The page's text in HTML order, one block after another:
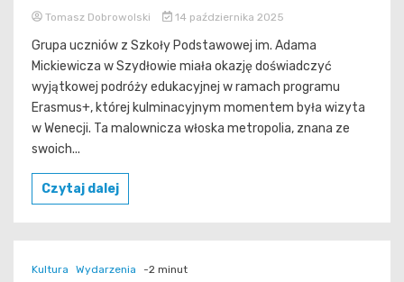
Tomasz Dobrowolski 14 października 2025
Grupa uczniów z Szkoły Podstawowej im. Adama
Mickiewicza w Szydłowie miała okazję doświadczyć
wyjątkowej podróży edukacyjnej w ramach programu
Erasmus+, której kulminacyjnym momentem była wizyta
w Wenecji. Ta malownicza włoska metropolia, znana ze
swoich...
Czytaj dalej
Kultura Wydarzenia -2 minut